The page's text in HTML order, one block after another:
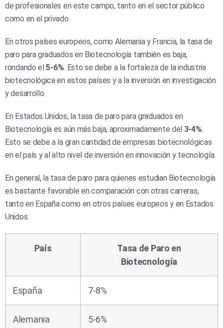
de profesionales en este campo, tanto en el sector público
como en el privado.
En otros países europeos, como Alemania y Francia, la tasa de
paro para graduados en Biotecnología también es baja,
rondando el5-6%. Esto se debe a la fortaleza de la industria
biotecnológica en estos países y a la inversión en investigación
y desarrollo.
En Estados Unidos, la tasa de paro para graduados en
Biotecnología es aún más baja, aproximadamente del 3-4%.
Esto se debe a la gran cantidad de empresas biotecnológicas
en el país y al alto nivel de inversión en innovación y tecnología.
En general, la tasa de paro para quienes estudian Biotecnología
es bastante favorable en comparación con otras carreras,
tanto en España como en otros países europeos y en Estados
Unidos.
País
Tasa de Paro en
Biotecnología
España 7-8%
Alemania 5-6%